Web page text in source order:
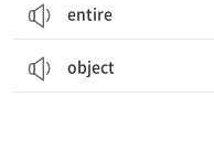
entire
object